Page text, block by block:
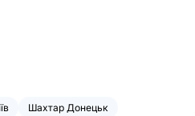
Шахтар Донецьк